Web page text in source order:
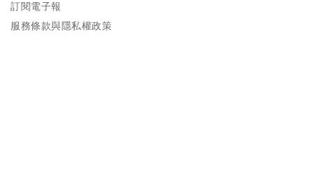
訂閱電子報
服務條款與隱私權政策